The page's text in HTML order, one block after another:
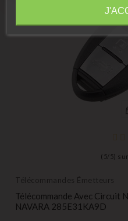
( 5/ 5) sur
Télécommandes Émetteurs
Télécommande Avec Circuit
NAVARA 285E31KA9D